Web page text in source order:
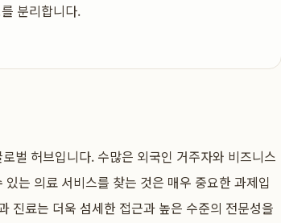
분리합니다.
벌 허브입니다. 수많은 외국인 거주자와 비즈니스
는 의료 서비스를 찾는 것은 매우 중요한 과제입
진료는 더욱 섬세한 접근과 높은 수준의 전문성을